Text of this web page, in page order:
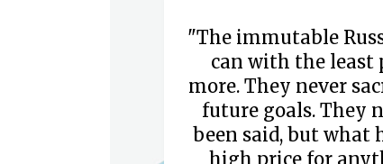
"The immutable
can with the least
more. They never
future goals. They
been said, but what
high price for